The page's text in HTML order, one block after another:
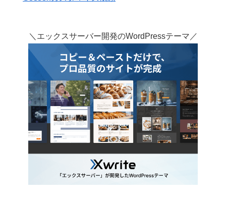
＼エックスサーバー開発のWordPressテーマ／